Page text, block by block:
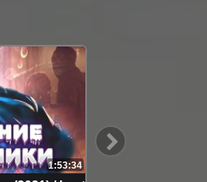
1:53:34